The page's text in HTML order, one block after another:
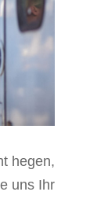
hegen,
uns Ihr